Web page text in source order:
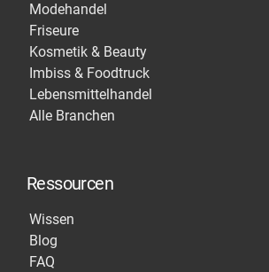
Modehandel
Friseure
Kosmetik & Beauty
Imbiss & Foodtruck
Lebensmittelhandel
Alle Branchen
Ressourcen
Wissen
Blog
FAQ